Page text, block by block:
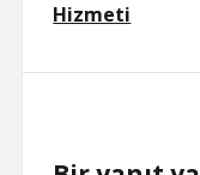
Hizmeti